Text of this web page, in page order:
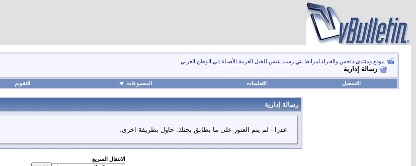
موقع ومنتدى داحس والغبراء لمرابط بني رشيد عبس للخيل العربية الأصيلة في الوطن العربي
رسالة إدارية
التسجيل التعليمات المجموعات التقويم
رسالة إدارية
عذرا - لم يتم العثور على ما يطابق بحثك. حاول بطريقة اخرى.
الانتقال السريع